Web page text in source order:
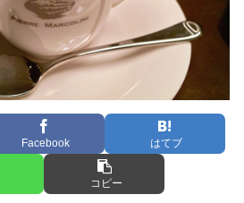
Facebook はてブ
コピー